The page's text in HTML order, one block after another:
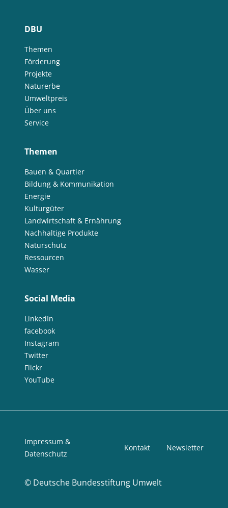
DBU
Themen
Förderung
Projekte
Naturerbe
Umweltpreis
Über uns
Service
Themen
Bauen & Quartier
Bildung & Kommunikation
Energie
Kulturgüter
Landwirtschaft & Ernährung
Nachhaltige Produkte
Naturschutz
Ressourcen
Wasser
Social Media
LinkedIn
facebook
Instagram
Twitter
Flickr
YouTube
© Deutsche Bundesstiftung Umwelt
Impressum &
Datenschutz
Kontakt Newsletter